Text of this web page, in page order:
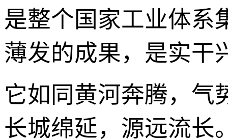
是整个国家工业体系
薄发的成果，是实干
它如同黄河奔腾，气
长城绵延，源远流长